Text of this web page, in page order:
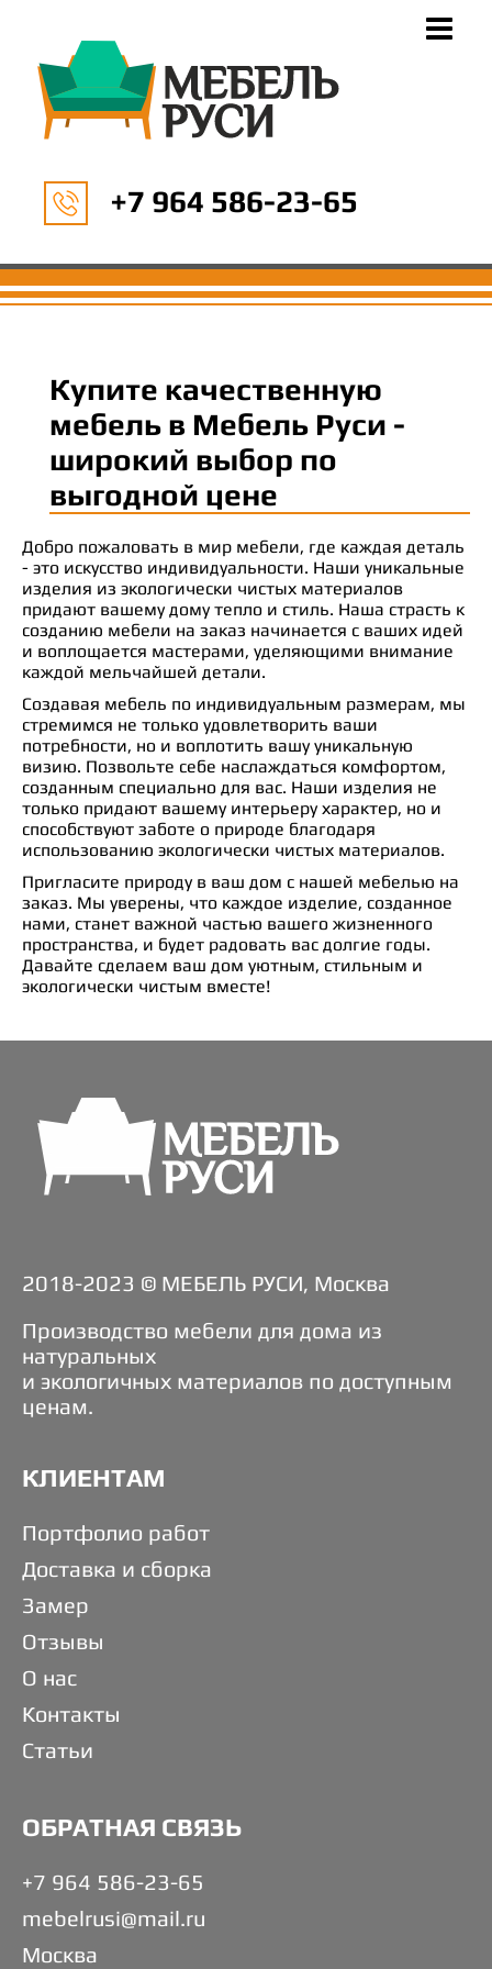
+7 964 586-23-65
Купите качественную
мебель в Мебель Руси -
широкий выбор по
выгодной цене
Добро пожаловать в мир мебели, где каждая деталь
- это искусство индивидуальности. Наши уникальные
изделия из экологически чистых материалов
придают вашему дому тепло и стиль. Наша страсть к
созданию мебели на заказ начинается с ваших идей
и воплощается мастерами, уделяющими внимание
каждой мельчайшей детали.
Создавая мебель по индивидуальным размерам, мы
стремимся не только удовлетворить ваши
потребности, но и воплотить вашу уникальную
визию. Позвольте себе наслаждаться комфортом,
созданным специально для вас. Наши изделия не
только придают вашему интерьеру характер, но и
способствуют заботе о природе благодаря
использованию экологически чистых материалов.
Пригласите природу в ваш дом с нашей мебелью на
заказ. Мы уверены, что каждое изделие, созданное
нами, станет важной частью вашего жизненного
пространства, и будет радовать вас долгие годы.
Давайте сделаем ваш дом уютным, стильным и
экологически чистым вместе!
2018-2023 © МЕБЕЛЬ РУСИ, Москва
Производство мебели для дома из
натуральных
и экологичных материалов по доступным
ценам.
КЛИЕНТАМ
Портфолио работ
Доставка и сборка
Замер
Отзывы
О нас
Контакты
Статьи
ОБРАТНАЯ СВЯЗЬ
+7 964 586-23-65
mebelrusi@mail.ru
Москва